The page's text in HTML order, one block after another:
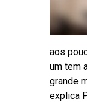
aos
um tem
grande
explica